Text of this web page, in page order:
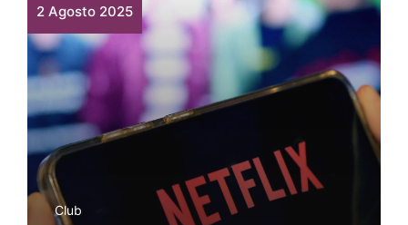
2 Agosto 2025
Club